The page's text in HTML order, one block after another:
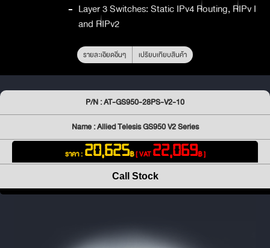
- Layer 3 Switches: Static IPv4 Routing, RIPv I
and RIPv2
รายละเอียดอื่นๆ เปรียบเทียบสินค้า
P/N : AT-GS950-28PS-V2-10
Name : Allied Telesis GS950 V2 Series
ราคา : 20,625฿[ VAT22,069฿ ]
Call Stock